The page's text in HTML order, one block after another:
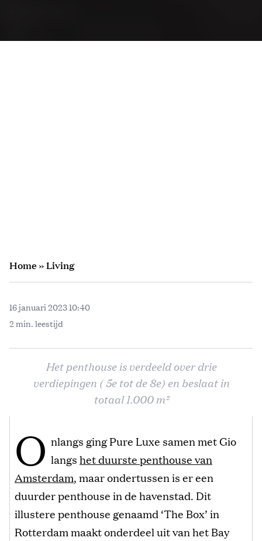
Home»Living
16 januari 2023 10:40
2 min. leestijd
Het penthouse is verdeeld over drie
verdiepingen ( 5e tot de 8e) en beslaat in
totaal 1.000 m²
O nlangs ging Pure Luxe samen met Gio
langshet duurste penthouse van
Amsterdam, maar ondertussen is er een
duurder penthouse in de havenstad. Dit
illustere penthouse genaamd ‘The Box’ in
Rotterdam maakt onderdeel uit van het Bay